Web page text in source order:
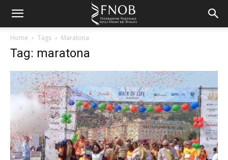
Home Tags Maratona
Tag: maratona